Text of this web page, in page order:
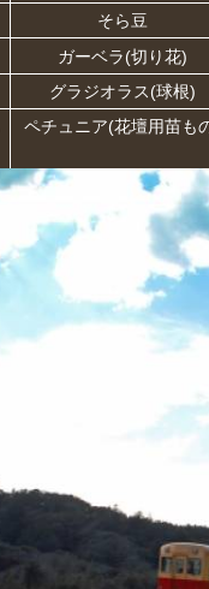
そら豆
ガーベラ(切り花)
グラジオラス(球根)
ペチュニア(花壇用苗も